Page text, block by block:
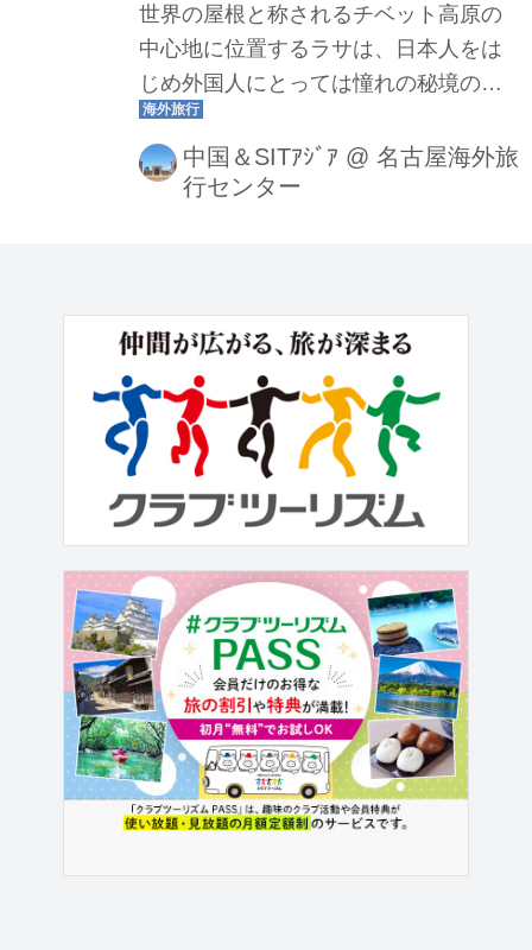
世界の屋根と称されるチベット高原の
中心地に位置するラサは、日本人をは
じめ外国人にとっては憧れの秘境の一
つ。そのラサへの旅を満喫するには、
青海省の西寧とラサを結ぶ全長1956キ
ロにも及ぶ青蔵鉄道の旅がおすすめ。
撮影した写真（掲載写真は全て高田撮
影）とともにレポートします。 いざ青
蔵鉄道の始発駅西寧へ！ 中部国際空港
を夕方に離陸し、中国東方航空利用で
上海へ。上海で乗継をして、甘粛省の
蘭州に到着。標高約1500メートルの高
原の街蘭州に初日は宿泊。翌日は高速
中国＆SITｱｼﾞｱ @ 名古屋海外旅
行センター